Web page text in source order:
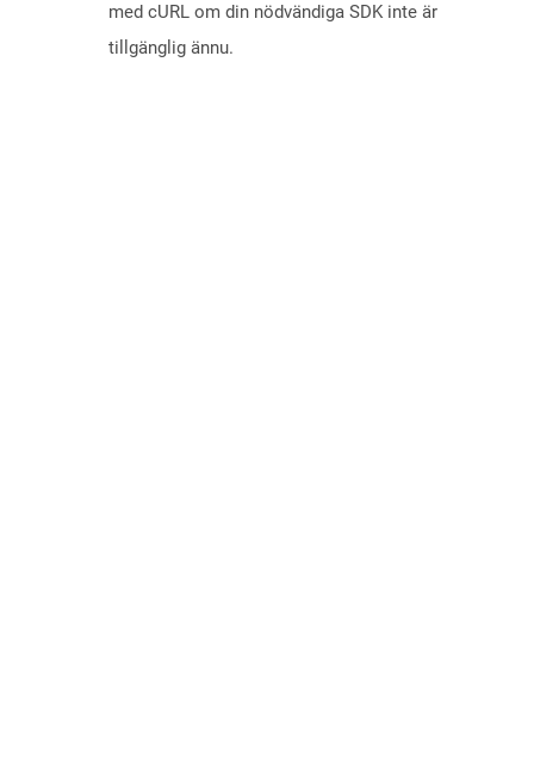
med cURL om din nödvändiga SDK inte är
tillgänglig ännu.